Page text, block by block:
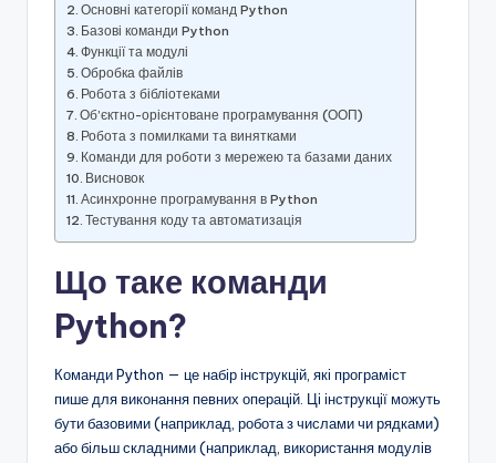
Основні категорії команд Python
Базові команди Python
Функції та модулі
Обробка файлів
Робота з бібліотеками
Об’єктно-орієнтоване програмування (ООП)
Робота з помилками та винятками
Команди для роботи з мережею та базами даних
Висновок
Асинхронне програмування в Python
Тестування коду та автоматизація
Що таке команди
Python?
Команди Python — це набір інструкцій, які програміст
пише для виконання певних операцій. Ці інструкції можуть
бути базовими (наприклад, робота з числами чи рядками)
або більш складними (наприклад, використання модулів